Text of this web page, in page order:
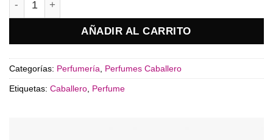
AÑADIR AL CARRITO
Categorías: Perfumería Perfumes Caballero
Etiquetas: Caballero Perfume